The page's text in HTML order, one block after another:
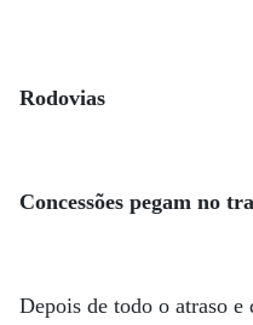
Rodovias
Concessões pegam no
Depois de todo o atraso e